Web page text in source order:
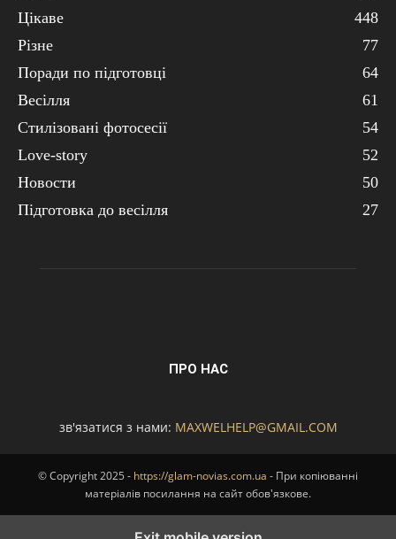
Цікаве
448
Різне
77
Поради по підготовці
64
Весілля
61
Стилізовані фотосесії
54
Love-story
52
Новости
50
Підготовка до весілля
27
ПРО НАС
зв'язатися з нами: MAXWELHELP@GMAIL.COM
© Copyright 2025 - https://glam-novias.com.ua - При копіюванні
матеріалів посилання на сайт обов'язкове.